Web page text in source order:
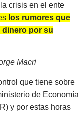
crisis en el ente
los rumores que
dinero por su
Macri
que tiene sobre
de Economía
y por estas horas